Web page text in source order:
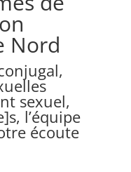
Nord
sexuel,
l’équipe
écoute